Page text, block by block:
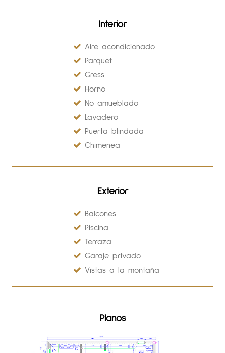
Interior
Aire acondicionado
Parquet
Gress
Horno
No amueblado
Lavadero
Puerta blindada
Chimenea
Exterior
Balcones
Piscina
Terraza
Garaje privado
Vistas a la montaña
Planos